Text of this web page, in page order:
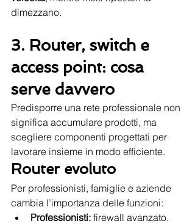
dimezzano.
3. Router, switch e
access point: cosa
serve davvero
Predisporre una rete professionale non
significa accumulare prodotti, ma
scegliere componenti progettati per
lavorare insieme in modo efficiente.
Router evoluto
Per professionisti, famiglie e aziende
cambia l’importanza delle funzioni:
Professionisti: firewall avanzato,